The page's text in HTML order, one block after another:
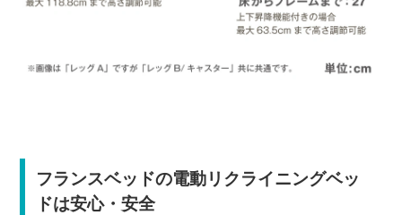
フランスベッドの電動リクライニングベッ
ドは安心・安全